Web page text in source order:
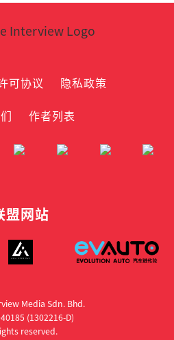
可协议
隐私政策
作者列表
盟网站
Media Sdn. Bhd.
(1302216­-D)
reserved.